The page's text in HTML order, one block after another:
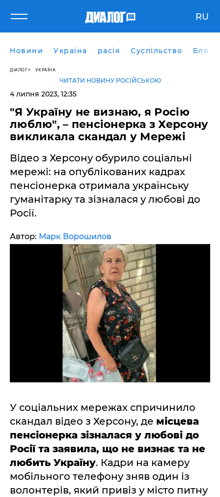
RU
Новини Україна расія Суспільство Блоги
ДІАЛОГ УКРАЇНА
ЧИТАТИ НОВИНУ РОСІЙСЬКОЮ
4 липня 2023, 12:35
"Я Україну не визнаю, я Росію
люблю", – пенсіонерка з Херсону
викликала скандал у Мережі
Відео з Херсону обурило соціальні
мережі: на опублікованих кадрах
пенсіонерка отримала українську
гуманітарку та зізналася у любові до
Росії.
Автор: Марк Ворошилов
У соціальних мережах спричинило
скандал відео з Херсону, де місцева
пенсіонерка зізналася у любові до
Росії та заявила, що не визнає та не
любить Україну. Кадри на камеру
мобільного телефону зняв один із
волонтерів, який привіз у місто питну